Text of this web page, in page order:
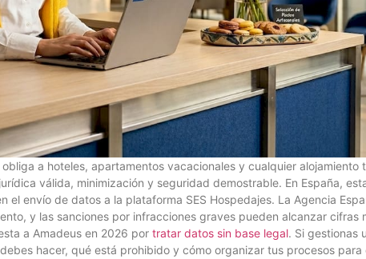
a hoteles, apartamentos vacacionales y cualquier alojamiento
válida, minimización y seguridad demostrable. En España,
el envío de datos a la plataforma SES Hospedajes. La Agencia
y las sanciones por infracciones graves pueden alcanzar cifras
a Amadeus en 2026 por tratar datos sin base legal. Si gestionas
hacer, qué está prohibido y cómo organizar tus procesos para